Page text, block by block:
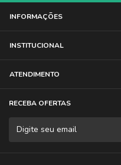
INFORMAÇÕES
INSTITUCIONAL
ATENDIMENTO
RECEBA OFERTAS